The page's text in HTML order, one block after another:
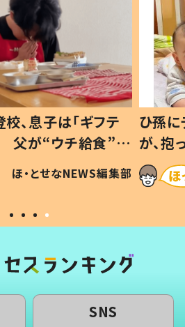
、息子は「ギフテ
父が“ウチ給食”を
由とは #令和の親
ほ・とせなNEWS編集部
ひ孫
が、
「涙が
い」
SNS